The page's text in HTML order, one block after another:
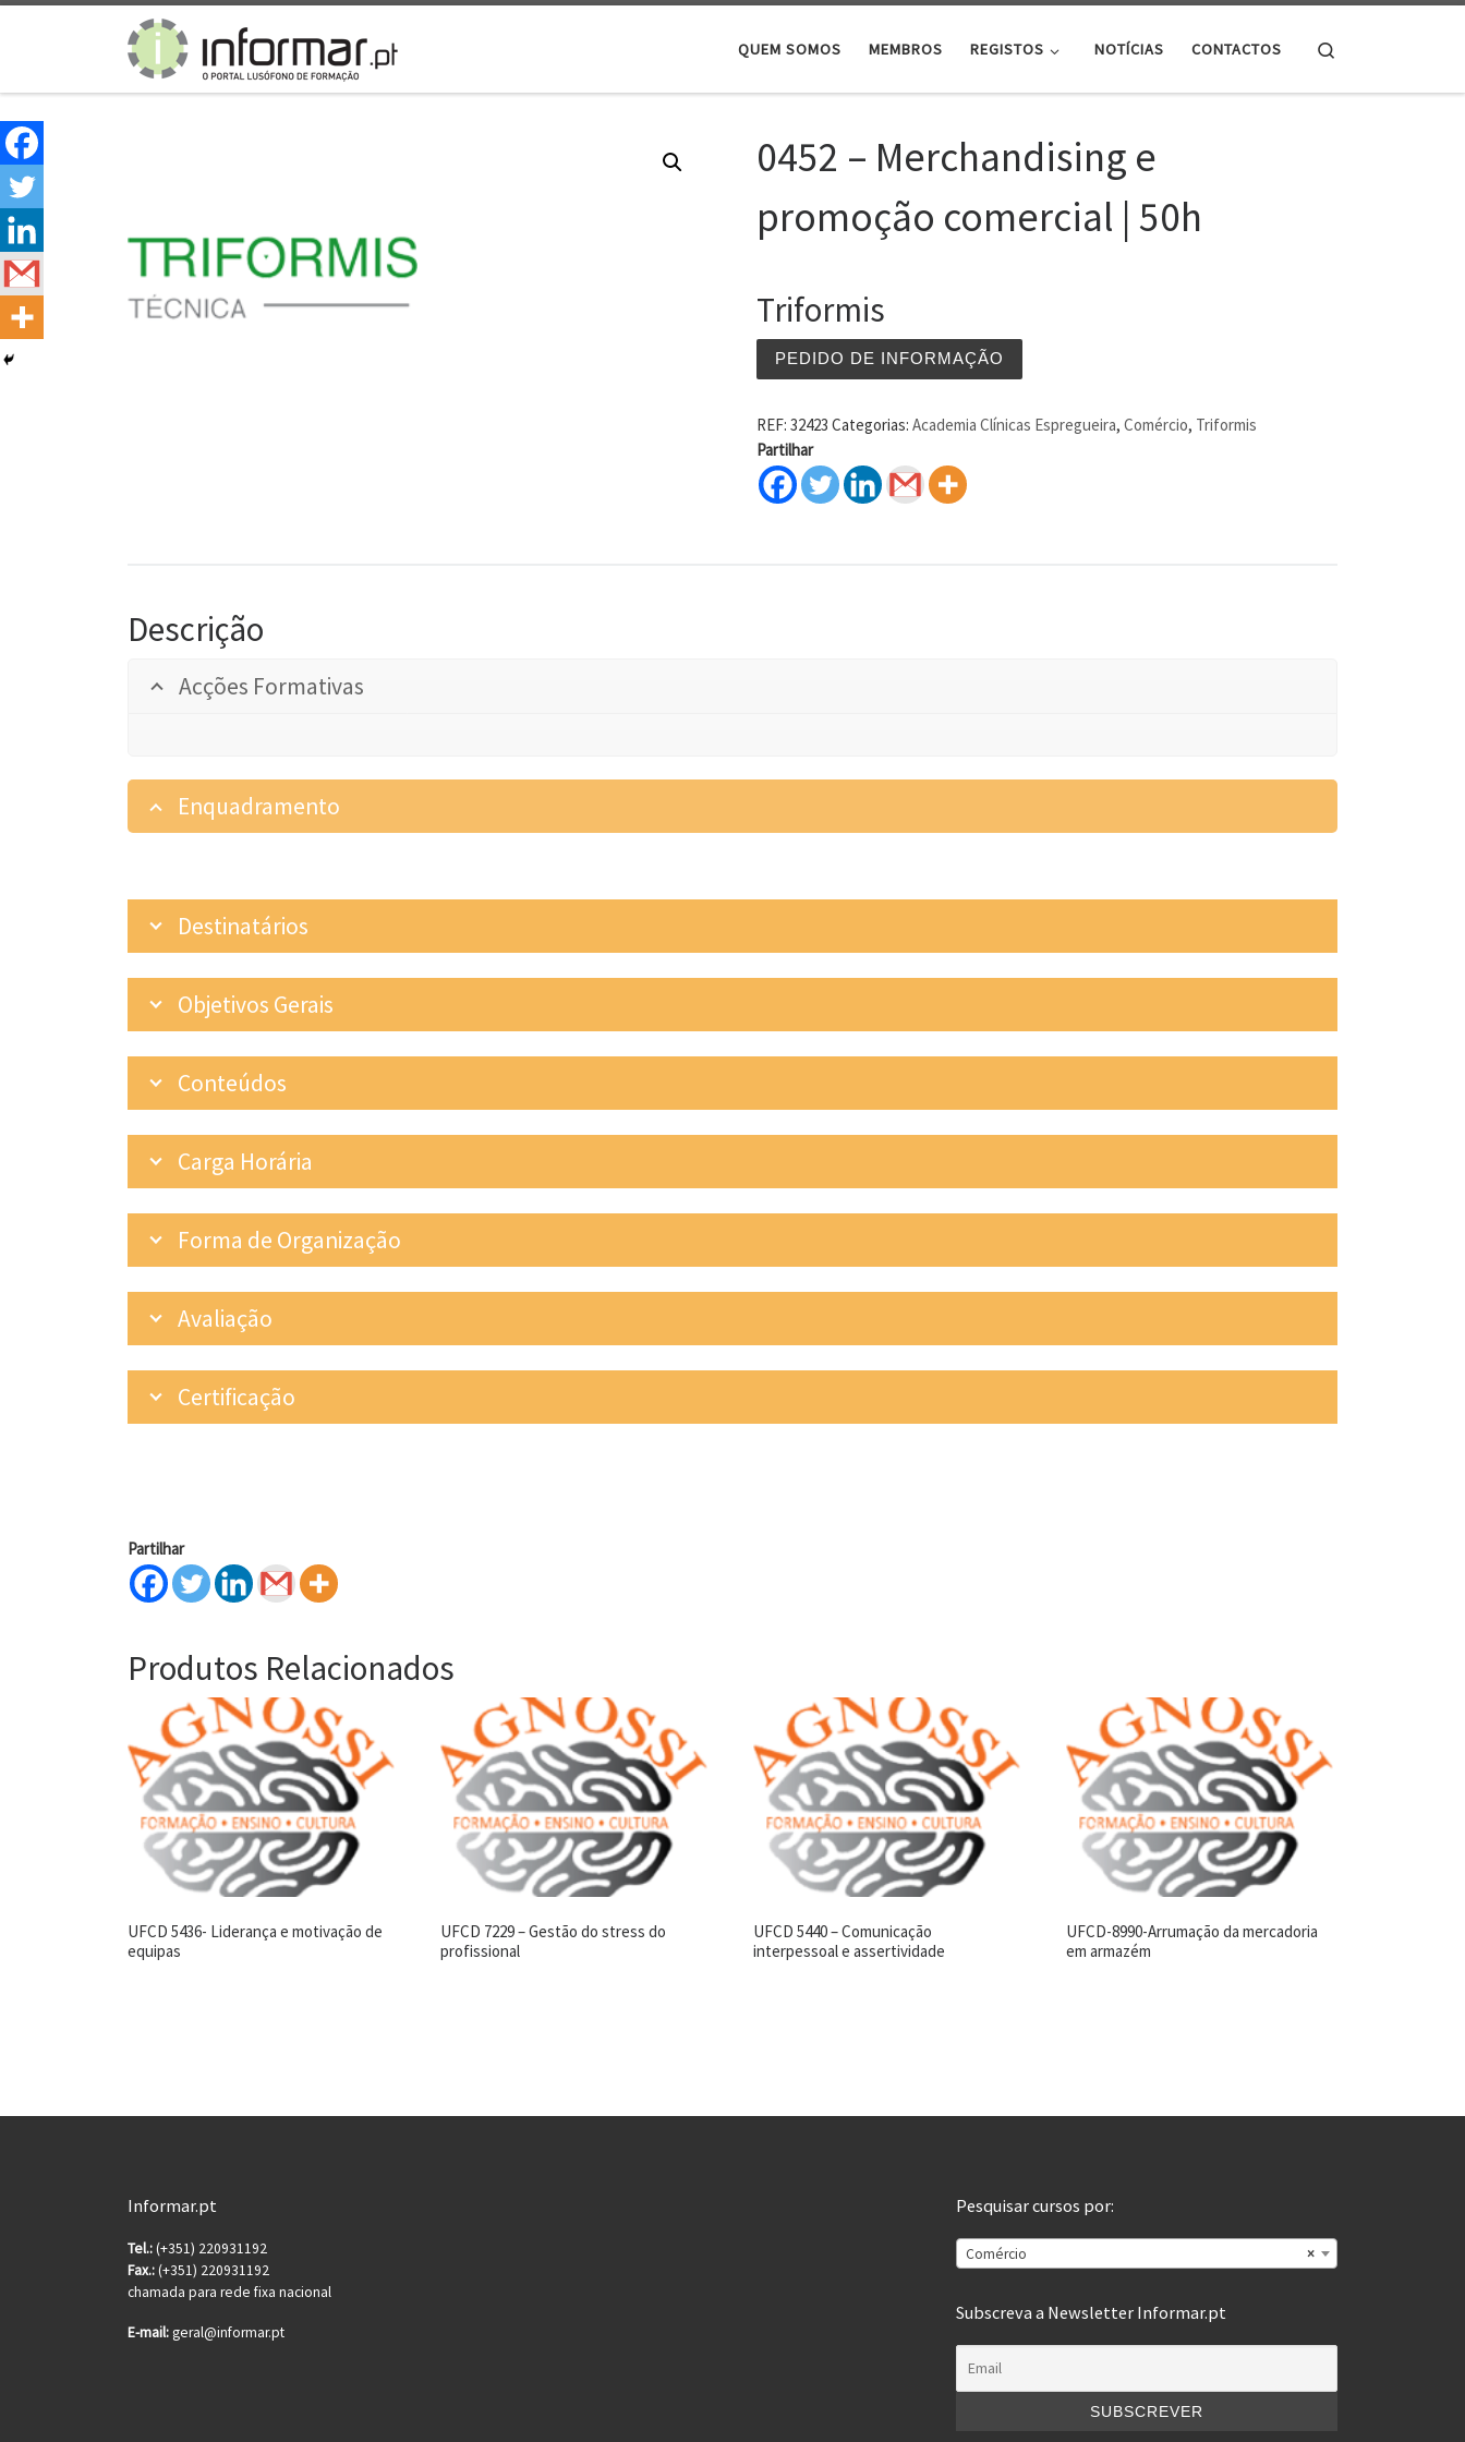
Skip to content
QUEM SOMOS MEMBROS REGISTOS NOTÍCIAS CONTACTOS
0452 – Merchandising e
promoção comercial | 50h
Triformis
PEDIDO DE INFORMAÇÃO
REF:32423 Categorias:Academia Clínicas Espregueira,Comércio, Triformis
Partilhar
Descrição
Acções Formativas
Enquadramento
Destinatários
Objetivos Gerais
Conteúdos
Carga Horária
Forma de Organização
Avaliação
Certificação
Partilhar
Produtos Relacionados
UFCD 5436- Liderança e motivação de
equipas
UFCD 7229 – Gestão do stress do
profissional
UFCD 5440 – Comunicação
interpessoal e assertividade
UFCD-8990-Arrumação da mercadoria
em armazém
Informar.pt
Tel.:(+351) 220931192
Fax.:(+351) 220931192
chamada para rede fixa nacional
E-mail:geral@informar.pt
Pesquisar cursos por:
×
Comércio
Subscreva a Newsletter Informar.pt